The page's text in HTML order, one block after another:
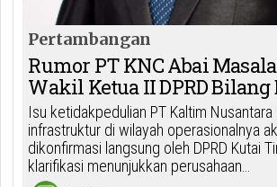
Pertambangan
Rumor PT KNC Abai
Wakil Ketua II DPRD
Isu ketidakpedulian PT Kaltim
infrastruktur di wilayah operasionalnya
dikonfirmasi langsung oleh DPRD Kutai
klarifikasi menunjukkan perusahaan…